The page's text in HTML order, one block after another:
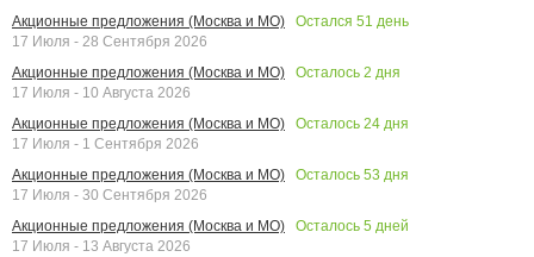
Акционные предложения (Москва и МО)
Остался 51 день
17 Июля - 28 Сентября 2026
Акционные предложения (Москва и МО)
Осталось 2 дня
17 Июля - 10 Августа 2026
Акционные предложения (Москва и МО)
Осталось 24 дня
17 Июля - 1 Сентября 2026
Акционные предложения (Москва и МО)
Осталось 53 дня
17 Июля - 30 Сентября 2026
Акционные предложения (Москва и МО)
Осталось 5 дней
17 Июля - 13 Августа 2026